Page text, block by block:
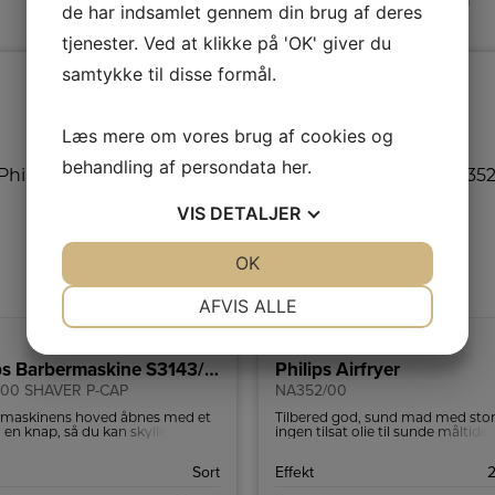
Philips Barbermaskine S3143/00 P-CAP
SHAVER P-CAP
hoved åbnes med et
knap, så du kan skylle den
Sort
Philips Airfryer
NA352/00
Tilbered god, sund mad med
ingen tilsat olie til sunde måltider,
Effekt
de har indsamlet gennem din brug af deres
tjenester. Ved at klikke på 'OK' giver du
samtykke til disse formål.
Læs mere om vores brug af cookies og
behandling af persondata her.
VIS DETALJER
MARKETING STATISTIK
AFVIS ALLE
OK